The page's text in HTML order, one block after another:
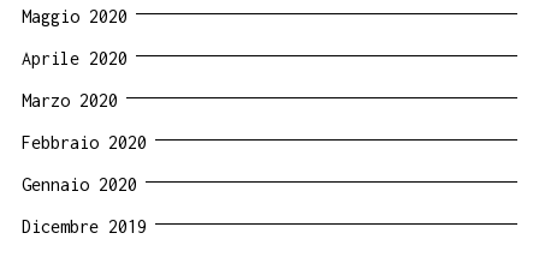
Maggio 2020
Aprile 2020
Marzo 2020
Febbraio 2020
Gennaio 2020
Dicembre 2019